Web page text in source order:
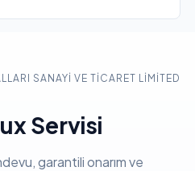
SANAYI VE TICARET LIMITED
Servisi
garantili onarım ve